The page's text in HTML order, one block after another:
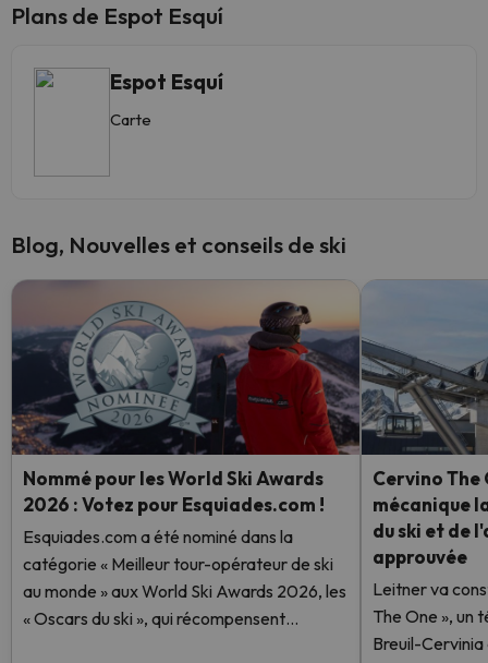
Plans de Espot Esquí
Espot Esquí
Carte
Blog, Nouvelles et conseils de ski
Nommé pour les World Ski Awards
2026 : Votez pour Esquiades.com !
Esquiades.com a été nominé dans la
catégorie « Meilleur tour-opérateur de ski
au monde » aux World Ski Awards 2026, les
« Oscars du ski », qui récompensent
Cervino The
mécanique
du ski et de
approuvée
Leitner va
The One », un
Breuil-